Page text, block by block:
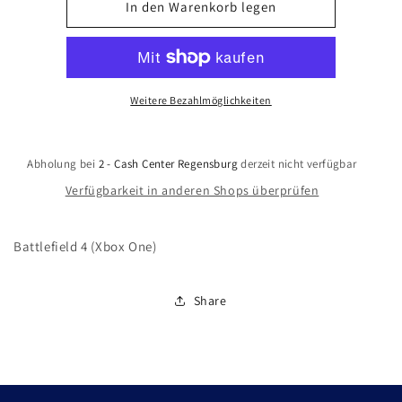
für
Battlefield
(Xbox
One)
für
Battlefield
(Xbox
One)
In den Warenkorb legen
Weitere Bezahlmöglichkeiten
Abholung bei 2 - Cash Center Regensburgderzeit nicht verfügbar
Verfügbarkeit in anderen Shops überprüfen
Battlefield 4 (Xbox One)
Share